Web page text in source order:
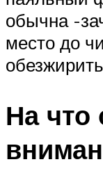
обычна -
место до
На что